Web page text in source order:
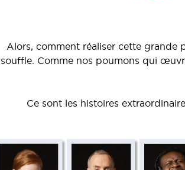
Alors, comment réaliser cette grande
souffle. Comme nos poumons qui
Ce sont les histoires